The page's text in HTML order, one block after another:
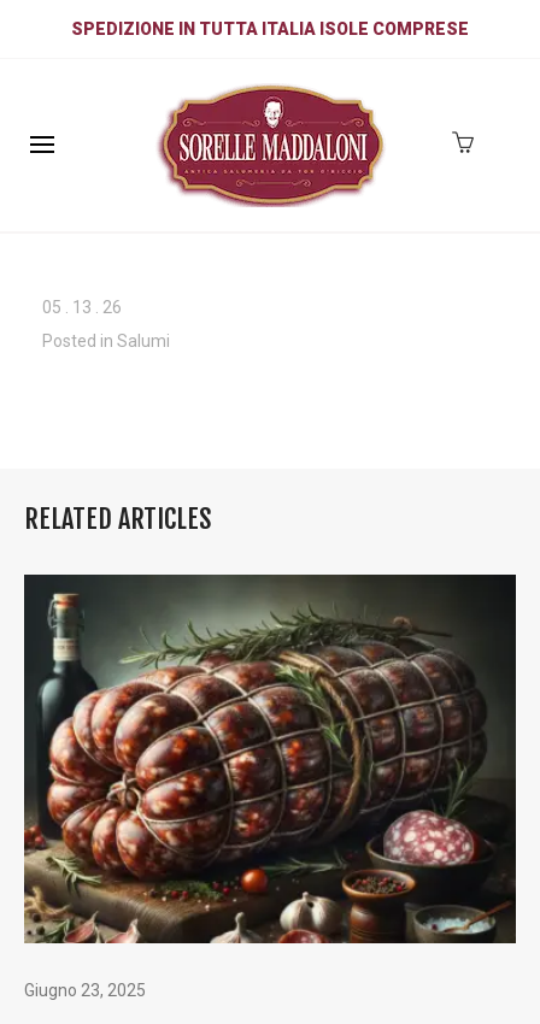
SPEDIZIONE IN TUTTA ITALIA ISOLE COMPRESE
05 13
26
Posted in Salumi
RELATED ARTICLES
Giugno 23, 2025